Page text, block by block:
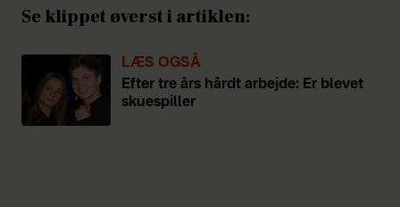
Se klippet øverst i artiklen:
LÆS OGSÅ
Efter tre års hårdt arbejde: Er blevet
skuespiller